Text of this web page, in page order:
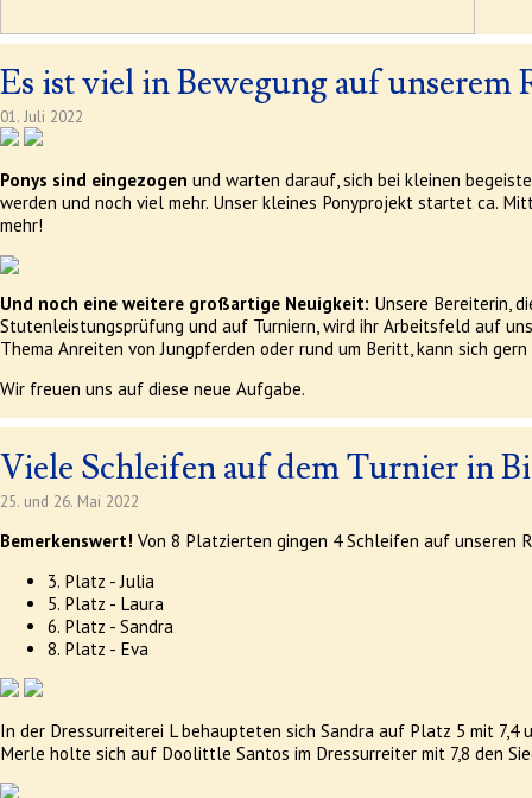
Es ist viel in Bewegung auf unserem
01. Juli 2022
Ponys sind eingezogen und warten darauf, sich bei kleinen
werden und noch viel mehr. Unser kleines Ponyprojekt startet ca.
mehr!
Und noch eine weitere großartige Neuigkeit: Unsere Bereiterin,
Stutenleistungsprüfung und auf Turniern, wird ihr Arbeitsfeld auf
Thema Anreiten von Jungpferden oder rund um Beritt, kann sich
Wir freuen uns auf diese neue Aufgabe.
Viele Schleifen auf dem Turnier in
25. und 26. Mai 2022
Bemerkenswert! Von 8 Platzierten gingen 4 Schleifen auf unseren
3. Platz - Julia
5. Platz - Laura
6. Platz - Sandra
8. Platz - Eva
In der Dressurreiterei L behaupteten sich Sandra auf Platz 5 mit
Merle holte sich auf Doolittle Santos im Dressurreiter mit 7,8 den